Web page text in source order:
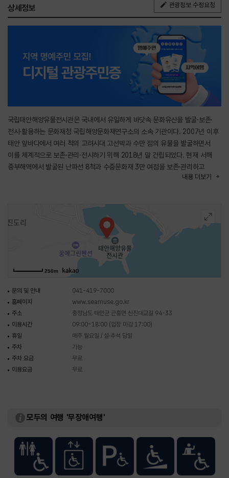
상세정보 관광정보 수정요청
국립태안해양유물전시관은 국내에서 유일하게 바닷속 문화유산을 발굴·보존·
전시·활용하는 문화재청 국립해양문화재연구소의 소속 기관이다. 2007년 이후
태안 앞바다에서 여러 척의 고려시대 고선박과 수만 점의 유물을 발굴하면서
이를 체계적으로 보존·관리·전시하기 위해 2018년 말 건립되었다. 현재 서해
중부해역에서 발굴된 난파선 8척과 수중문화재 3만 여점을 보존·관리하고
있으며, 2018년 12월 2개 전시실을 부분 개관한 이후 2019년 나머지
점의 유물이 전시되어 있으며, 고려시대 배인 마도 1호선을 실물크기로 만든
재현선도 볼 수 있다.
내용 더보기
250m
문의 및 안내
041-419-7000
홈페이지
www.seamuse.go.kr
주소
충청남도 태안군 근흥면 신진대교길 94-33
이용시간
09:00~18:00 (입장 마감 17:00)
휴일
매주 월요일 / 설·추석 당일
주차
가능
주차 요금
무료
이용요금
무료
모두의 여행 '무장애여행'